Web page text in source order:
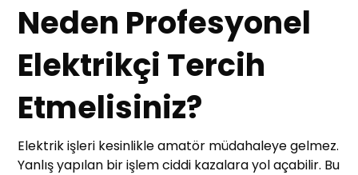
Neden Profesyonel
Elektrikçi Tercih
Etmelisiniz?
Elektrik işleri kesinlikle amatör müdahaleye gelmez.
Yanlış yapılan bir işlem ciddi kazalara yol açabilir. Bu